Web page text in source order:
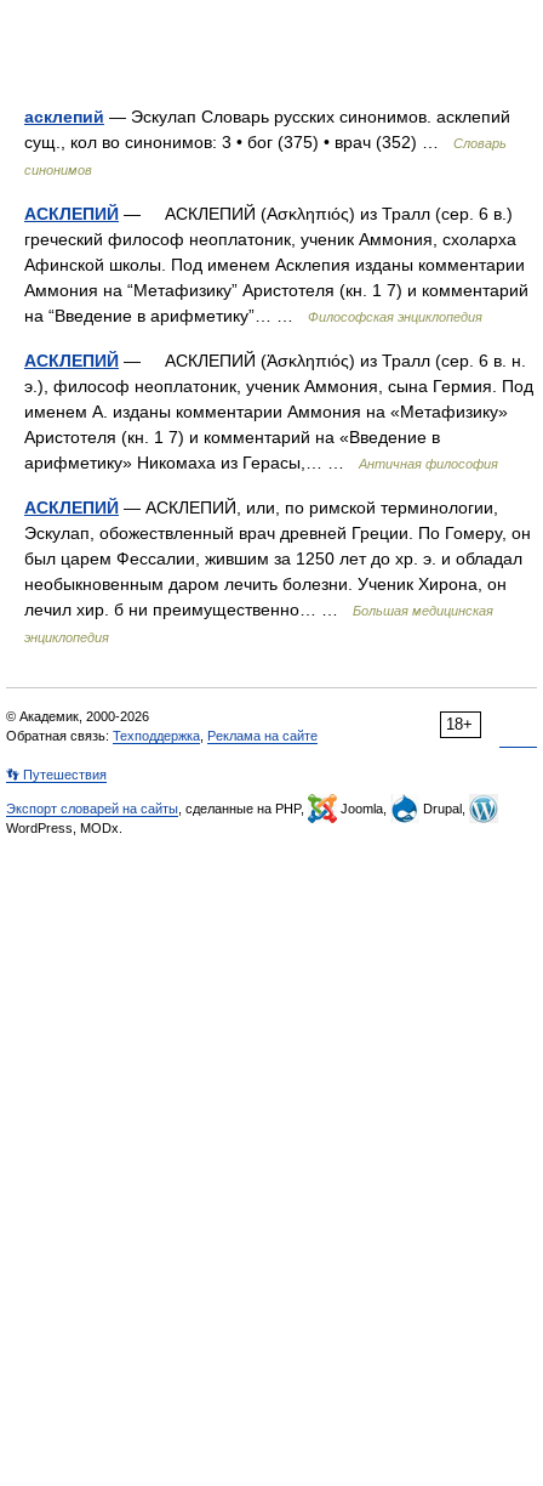
асклепий — Эскулап Словарь русских синонимов. асклепий
сущ., кол во синонимов: 3 • бог (375) • врач (352) …
Словарь
синонимов
АСКЛЕПИЙ — АСКЛЕПИЙ (Ασκληπιός) из Тралл (сер. 6 в.)
греческий философ неоплатоник, ученик Аммония, схоларха
Афинской школы. Под именем Асклепия изданы комментарии
Аммония на “Метафизику” Аристотеля (кн. 1 7) и комментарий
на “Введение в арифметику”… …
Философская энциклопедия
АСКЛЕПИЙ — АСКЛЕПИЙ (Ἀσκληπιός) из Тралл (сер. 6 в. н.
э.), философ неоплатоник, ученик Аммония, сына Гермия. Под
именем А. изданы комментарии Аммония на «Метафизику»
Аристотеля (кн. 1 7) и комментарий на «Введение в
арифметику» Никомаха из Герасы,… …
Античная философия
АСКЛЕПИЙ — АСКЛЕПИЙ, или, по римской терминологии,
Эскулап, обожествленный врач древней Греции. По Гомеру, он
был царем Фессалии, жившим за 1250 лет до хр. э. и обладал
необыкновенным даром лечить болезни. Ученик Хирона, он
лечил хир. б ни преимущественно… …
Большая медицинская
энциклопедия
18+
© Академик, 2000-2026
Обратная связь: Техподдержка Реклама на сайте
👣 Путешествия
Экспорт словарей на сайты , сделанные на PHP, Joomla,
Drupal,
WordPress, MODx.